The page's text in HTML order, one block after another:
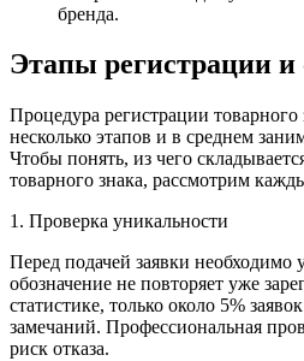
бренда.
Этапы регистрации и
Процедура регистрации товарного
несколько этапов и в среднем
Чтобы понять, из чего
товарного знака, рассмотрим
1. Проверка уникальности
Перед подачей заявки необходимо
обозначение не повторяет уже
статистике, только около 5%
замечаний. Профессиональная
риск отказа.